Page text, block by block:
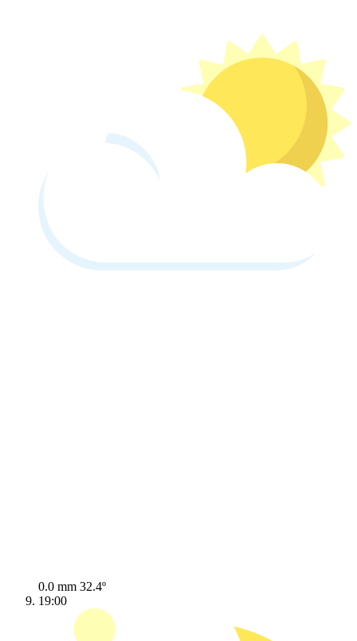
0.0 mm 32.4º
19:00